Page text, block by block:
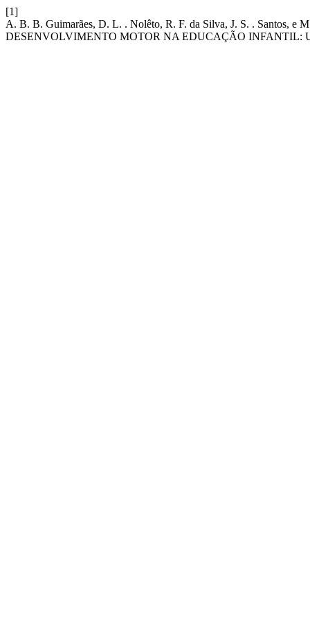
[1]
A. B. B. Guimarães, D. L. . Nolêto, R. F. da Silva, J. S. . Santos,
DESENVOLVIMENTO MOTOR NA EDUCAÇÃO INFANTIL: